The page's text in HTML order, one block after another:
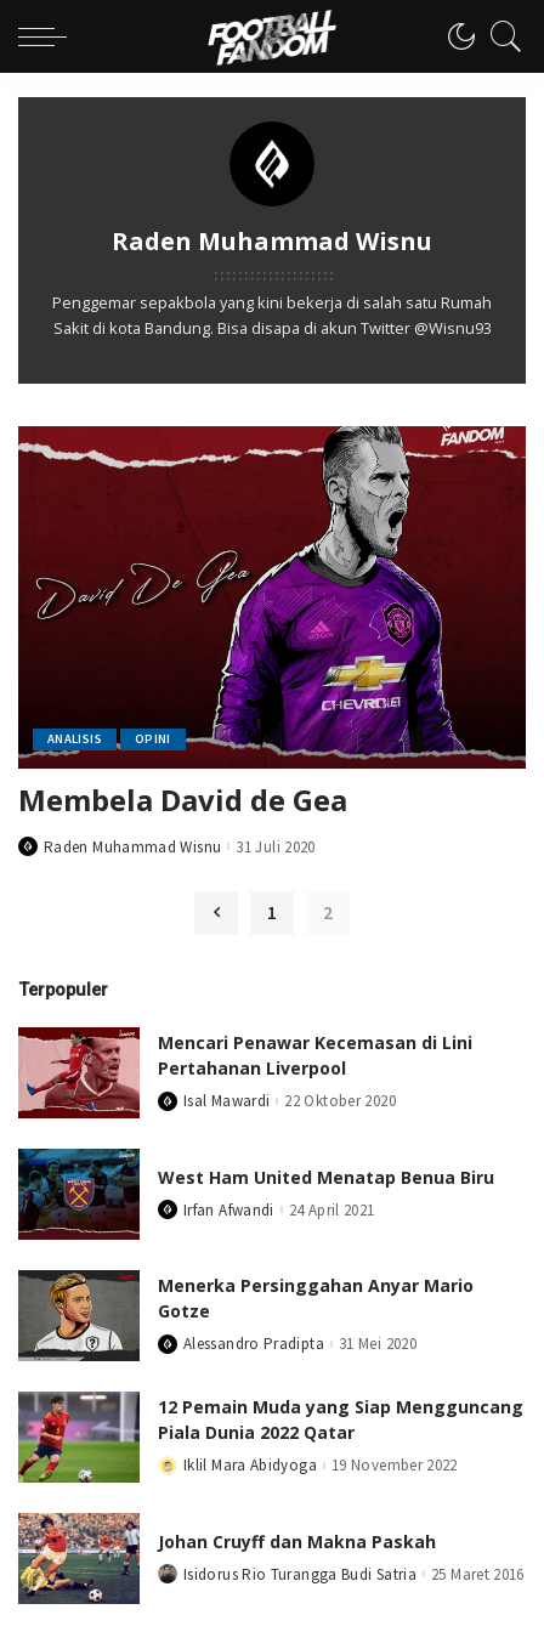
Raden Muhammad Wisnu
Penggemar sepakbola yang kini bekerja di salah satu Rumah
Sakit di kota Bandung. Bisa disapa di akun Twitter @Wisnu93
ANALISIS OPINI
Membela David de Gea
PostedRaden Muhammad Wisnu 31 Juli 2020
1 2
Terpopuler
Mencari Penawar Kecemasan di Lini
Pertahanan Liverpool
PostedIsal Mawardi 22 Oktober 2020
West Ham United Menatap Benua Biru
PostedIrfan Afwandi 24 April 2021
Menerka Persinggahan Anyar Mario
Gotze
PostedAlessandro Pradipta 31 Mei 2020
12 Pemain Muda yang Siap Mengguncang
Piala Dunia 2022 Qatar
PostedIklil Mara Abidyoga 19 November 2022
Johan Cruyff dan Makna Paskah
PostedIsidorus Rio Turangga Budi Satria 25 Maret 2016